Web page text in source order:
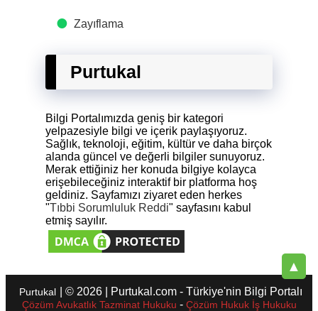
Zayıflama
Purtukal
Bilgi Portalımızda geniş bir kategori
yelpazesiyle bilgi ve içerik paylaşıyoruz.
Sağlık, teknoloji, eğitim, kültür ve daha birçok
alanda güncel ve değerli bilgiler sunuyoruz.
Merak ettiğiniz her konuda bilgiye kolayca
erişebileceğiniz interaktif bir platforma hoş
geldiniz. Sayfamızı ziyaret eden herkes
"Tıbbi Sorumluluk Reddi" sayfasını kabul
etmiş sayılır.
▲
Purtukal | © 2026 | Purtukal.com - Türkiye'nin Bilgi Portalı
Çözüm Avukatlık Tazminat Hukuku - Çözüm Hukuk İş Hukuku